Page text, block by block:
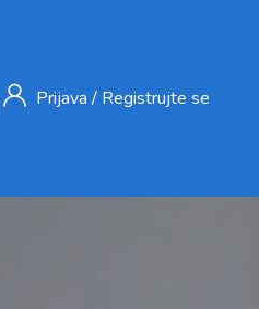
Prijava / Registrujte se